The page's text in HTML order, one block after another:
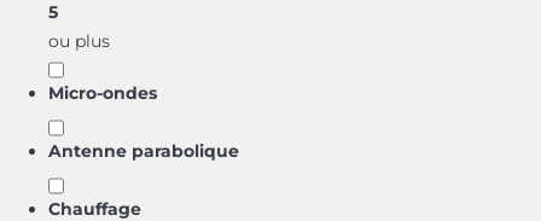
5
ou plus
Micro-ondes
Antenne parabolique
Chauffage